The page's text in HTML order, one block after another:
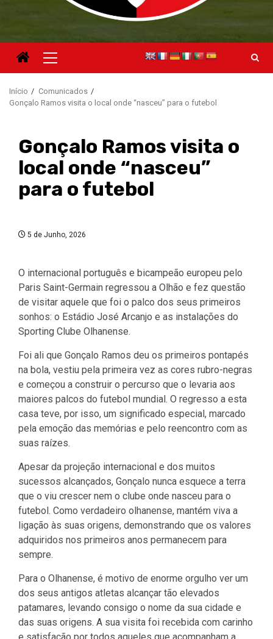
Menu
principal
Início
Comunicados
Gonçalo Ramos visita o local onde “nasceu” para o futebol
Gonçalo Ramos visita o
local onde “nasceu”
para o futebol
5 de Junho, 2026
O internacional português e bicampeão europeu pelo
Paris Saint-Germain regressou a Olhão e fez questão
de visitar aquele que foi o palco dos seus primeiros
sonhos: o Estádio José Arcanjo e as instalações do
Sporting Clube Olhanense.
Foi ali que Gonçalo Ramos deu os primeiros pontapés
na bola, vestiu pela primeira vez as cores rubro-negras
e começou a construir o percurso que o levaria aos
maiores palcos do futebol mundial. O regresso a esta
casa teve, por isso, um significado especial, marcado
pela emoção das memórias e pelo reencontro com as
suas raízes.
Apesar da projeção internacional e dos muitos
sucessos alcançados, Gonçalo nunca esquece a terra
que o viu crescer nem o clube onde nasceu para o
futebol. Como verdadeiro olhanense, mantém viva a
ligação às suas origens, demonstrando que os valores
adquiridos nos primeiros anos permanecem para
sempre.
Para o Olhanense, é motivo de enorme orgulho ver um
dos seus antigos atletas alcançar tão elevados
patamares, levando consigo o nome da sua cidade e
das suas origens. A sua visita foi recebida com carinho